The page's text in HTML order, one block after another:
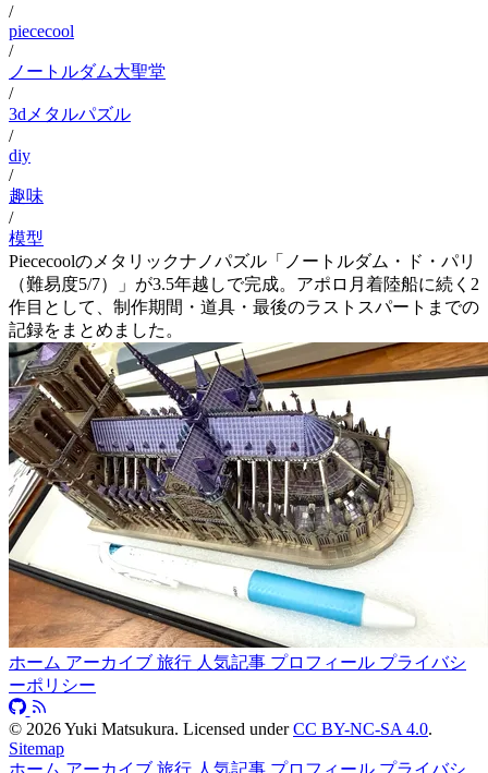
/
piececool
/
ノートルダム大聖堂
/
3dメタルパズル
/
diy
/
趣味
/
模型
Piececoolのメタリックナノパズル「ノートルダム・ド・パリ
（難易度5/7）」が3.5年越しで完成。アポロ月着陸船に続く2
作目として、制作期間・道具・最後のラストスパートまでの
記録をまとめました。
ホーム アーカイブ 旅行 人気記事 プロフィール プライバシ
ーポリシー
© 2026Yuki Matsukura. Licensed underCC BY-NC-SA 4.0.
Sitemap
ホーム アーカイブ 旅行 人気記事 プロフィール プライバシ